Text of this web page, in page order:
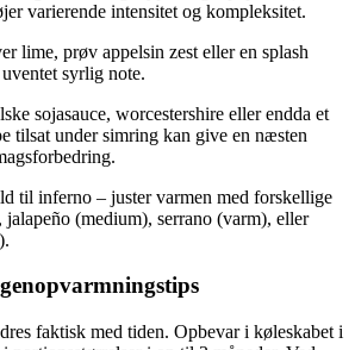
varierende intensitet og kompleksitet.
lime, prøv appelsin zest eller en splash
syrlig note.
sojasauce, worcestershire eller endda et
tilsat under simring kan give en næsten
til inferno – juster varmen med forskellige
(medium), serrano (varm), eller
faktisk med tiden. Opbevar i køleskabet i